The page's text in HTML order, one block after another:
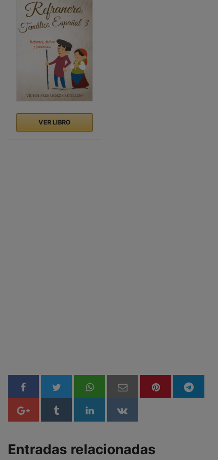
VER LIBRO
Entradas relacionadas